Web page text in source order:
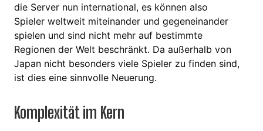
die Server nun international, es können also
Spieler weltweit miteinander und gegeneinander
spielen und sind nicht mehr auf bestimmte
Regionen der Welt beschränkt. Da außerhalb von
Japan nicht besonders viele Spieler zu finden sind,
ist dies eine sinnvolle Neuerung.
Komplexität im Kern